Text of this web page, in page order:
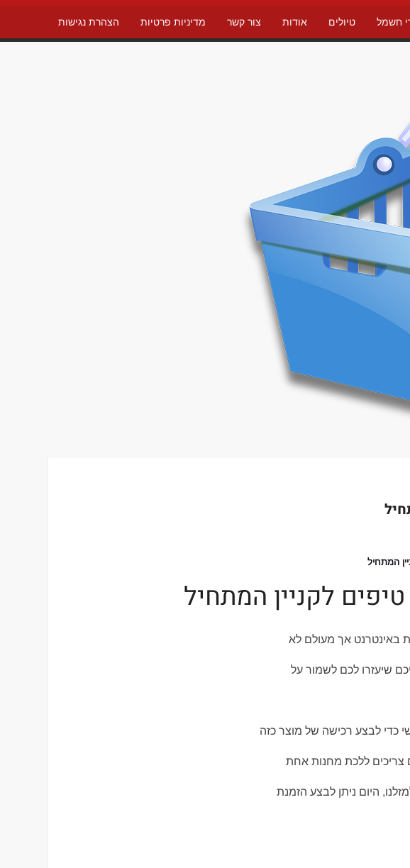
חשמל טיולים אודות צור קשר מדיניות פרטיות הצהרת נגישות
המתחיל
לקניין המתחיל
באינטרנט אך מעולם לא
שיעזרו לכם לשמור על
כדי לבצע רכישה של מוצר כזה
צריכים ללכת מחנות אחת
היום ניתן לבצע הזמנת